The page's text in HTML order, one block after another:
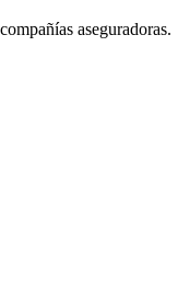
aseguradoras.